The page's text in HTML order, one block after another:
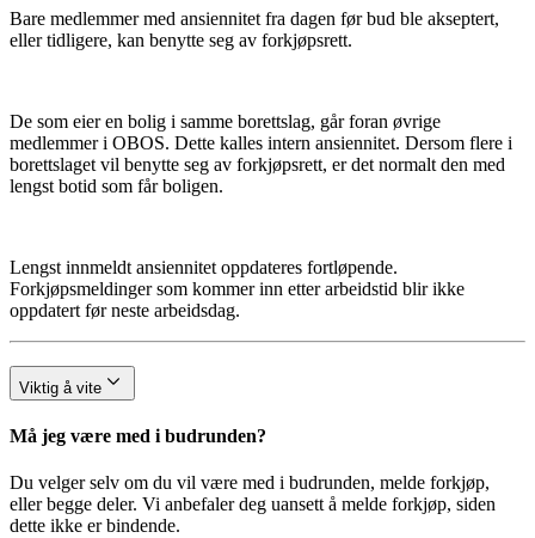
Bare medlemmer med ansiennitet fra dagen før bud ble akseptert,
eller tidligere, kan benytte seg av forkjøpsrett.
De som eier en bolig i samme borettslag, går foran øvrige
medlemmer i OBOS. Dette kalles intern ansiennitet. Dersom flere i
borettslaget vil benytte seg av forkjøpsrett, er det normalt den med
lengst botid som får boligen.
Lengst innmeldt ansiennitet oppdateres fortløpende.
Forkjøpsmeldinger som kommer inn etter arbeidstid blir ikke
oppdatert før neste arbeidsdag.
Viktig å vite
Må jeg være med i budrunden?
Du velger selv om du vil være med i budrunden, melde forkjøp,
eller begge deler. Vi anbefaler deg uansett å melde forkjøp, siden
dette ikke er bindende.